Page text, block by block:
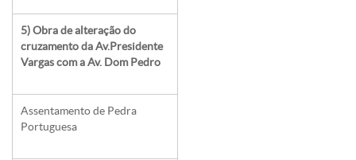
5) Obra de alteração do
cruzamento da Av.Presidente
Vargas com a Av. Dom Pedro
Assentamento de Pedra
Portuguesa